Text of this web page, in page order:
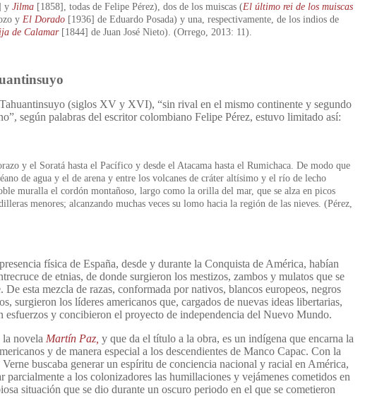
y Jilma[1858], todas de Felipe Pérez), dos de los muiscas (El último rei de los muiscas
y El Dorado[1936] de Eduardo Posada) y una, respectivamente, de los indios de
de Calamar[1844] de Juan José Nieto). (Orrego, 2013: 11).
(siglos XV y XVI), “sin rival en el mismo continente y segundo
según palabras del escritor colombiano Felipe Pérez, estuvo limitado así:
y el Soratá hasta el Pacífico y desde el Atacama hasta el Rumichaca. De modo que
de agua y el de arena y entre los volcanes de cráter altísimo y el río de lecho
muralla el cordón montañoso, largo como la orilla del mar, que se alza en picos
menores; alcanzando muchas veces su lomo hacia la región de las nieves. (Pérez,
física de España, desde y durante la Conquista de América, habían
de etnias, de donde surgieron los mestizos, zambos y mulatos que se
De esta mezcla de razas, conformada por nativos, blancos europeos, negros
surgieron los líderes americanos que, cargados de nuevas ideas libertarias,
esfuerzos y concibieron el proyecto de independencia del Nuevo Mundo.
novela Martín Paz, y que da el título a la obra, es un indígena que encarna la
y de manera especial a los descendientes de Manco Capac. Con la
buscaba generar un espíritu de conciencia nacional y racial en América,
parcialmente a los colonizadores las humillaciones y vejámenes cometidos en
situación que se dio durante un oscuro periodo en el que se cometieron